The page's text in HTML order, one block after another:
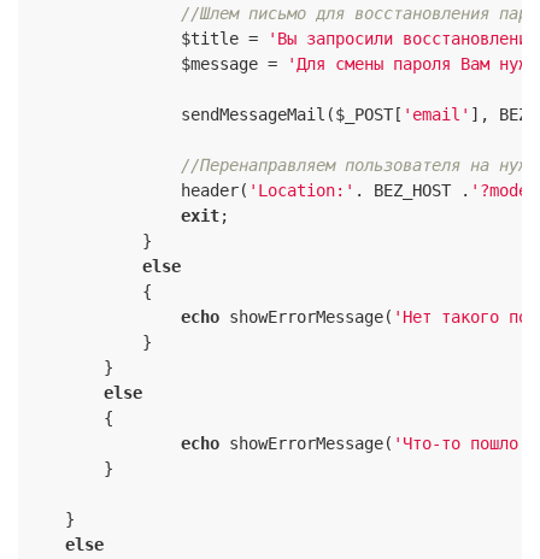
//Шлем письмо для восстановления
                $title =
'Вы запросили
                $message =
'Для смены пароля Вам
                sendMessageMail($_POST[
'email' ],
//Перенаправляем пользователя на
                header(
'Location:' . BEZ_HOST .
exit;
            }
else
            {
echo showErrorMessage( 'Нет такого
            }
        }
else
        {
echo showErrorMessage( 'Что-то пошло
        }
    }
else